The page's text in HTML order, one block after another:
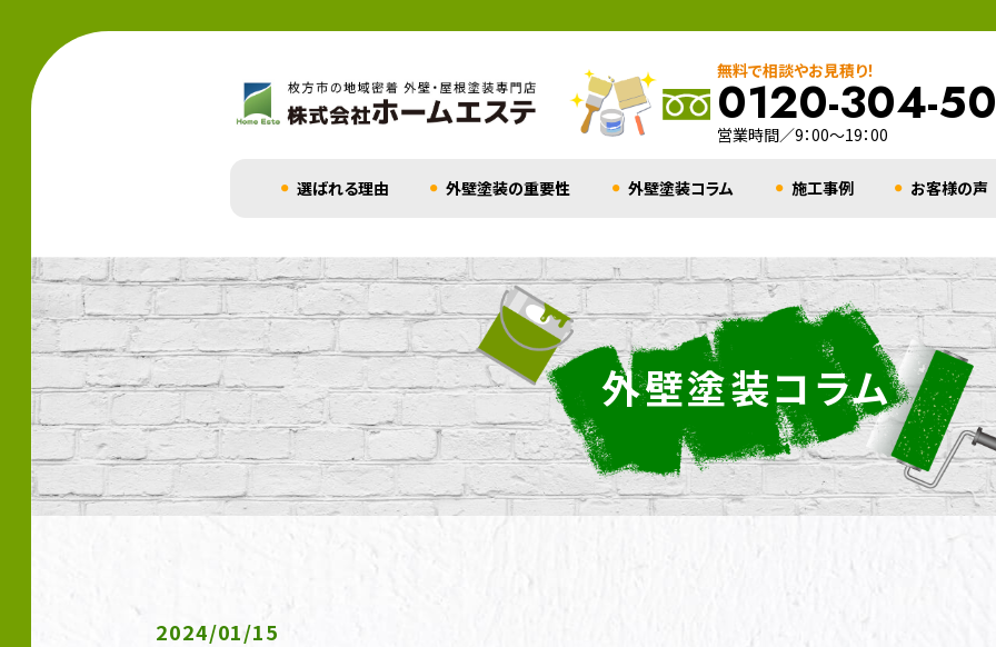
無料で相談やお見積り！
0120-304-
営業時間／9：00～19：00
選ばれる理由 外壁塗装の重要性 外壁塗装コラム 施工事例 お客様の声
外壁塗装コラム
2024/01/15